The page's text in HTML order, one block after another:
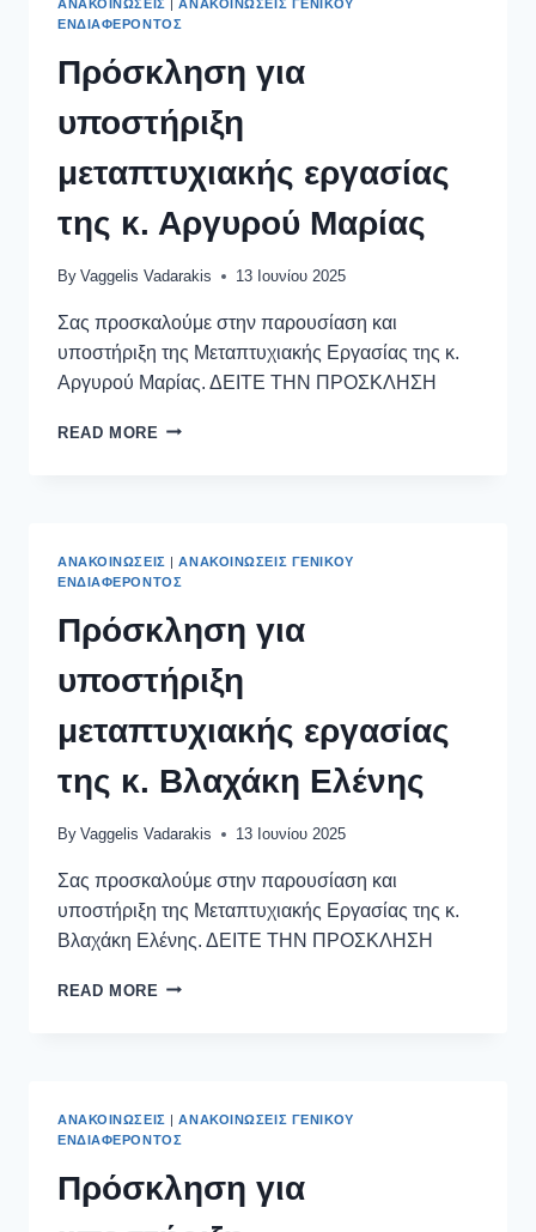
ΑΝΑΚΟΙΝΏΣΕΙΣ |ΑΝΑΚΟΙΝΏΣΕΙΣ ΓΕΝΙΚΟΎ
ΕΝΔΙΑΦΈΡΟΝΤΟΣ
Πρόσκληση για
υποστήριξη
μεταπτυχιακής εργασίας
της κ. Αργυρού Μαρίας
By Vaggelis Vadarakis 13 Ιουνίου 2025
Σας προσκαλούμε στην παρουσίαση και
υποστήριξη της Μεταπτυχιακής Εργασίας της κ.
Αργυρού Μαρίας. ΔΕΙΤΕ ΤΗΝ ΠΡΟΣΚΛΗΣΗ
READ MORE
ΑΝΑΚΟΙΝΏΣΕΙΣ |ΑΝΑΚΟΙΝΏΣΕΙΣ ΓΕΝΙΚΟΎ
ΕΝΔΙΑΦΈΡΟΝΤΟΣ
Πρόσκληση για
υποστήριξη
μεταπτυχιακής εργασίας
της κ. Βλαχάκη Ελένης
By Vaggelis Vadarakis 13 Ιουνίου 2025
Σας προσκαλούμε στην παρουσίαση και
υποστήριξη της Μεταπτυχιακής Εργασίας της κ.
Βλαχάκη Ελένης. ΔΕΙΤΕ ΤΗΝ ΠΡΟΣΚΛΗΣΗ
READ MORE
ΑΝΑΚΟΙΝΏΣΕΙΣ |ΑΝΑΚΟΙΝΏΣΕΙΣ ΓΕΝΙΚΟΎ
ΕΝΔΙΑΦΈΡΟΝΤΟΣ
Πρόσκληση για